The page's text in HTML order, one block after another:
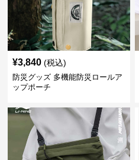
¥3,840 (税込)
防災グッズ 多機能防災ロールア
ップポーチ